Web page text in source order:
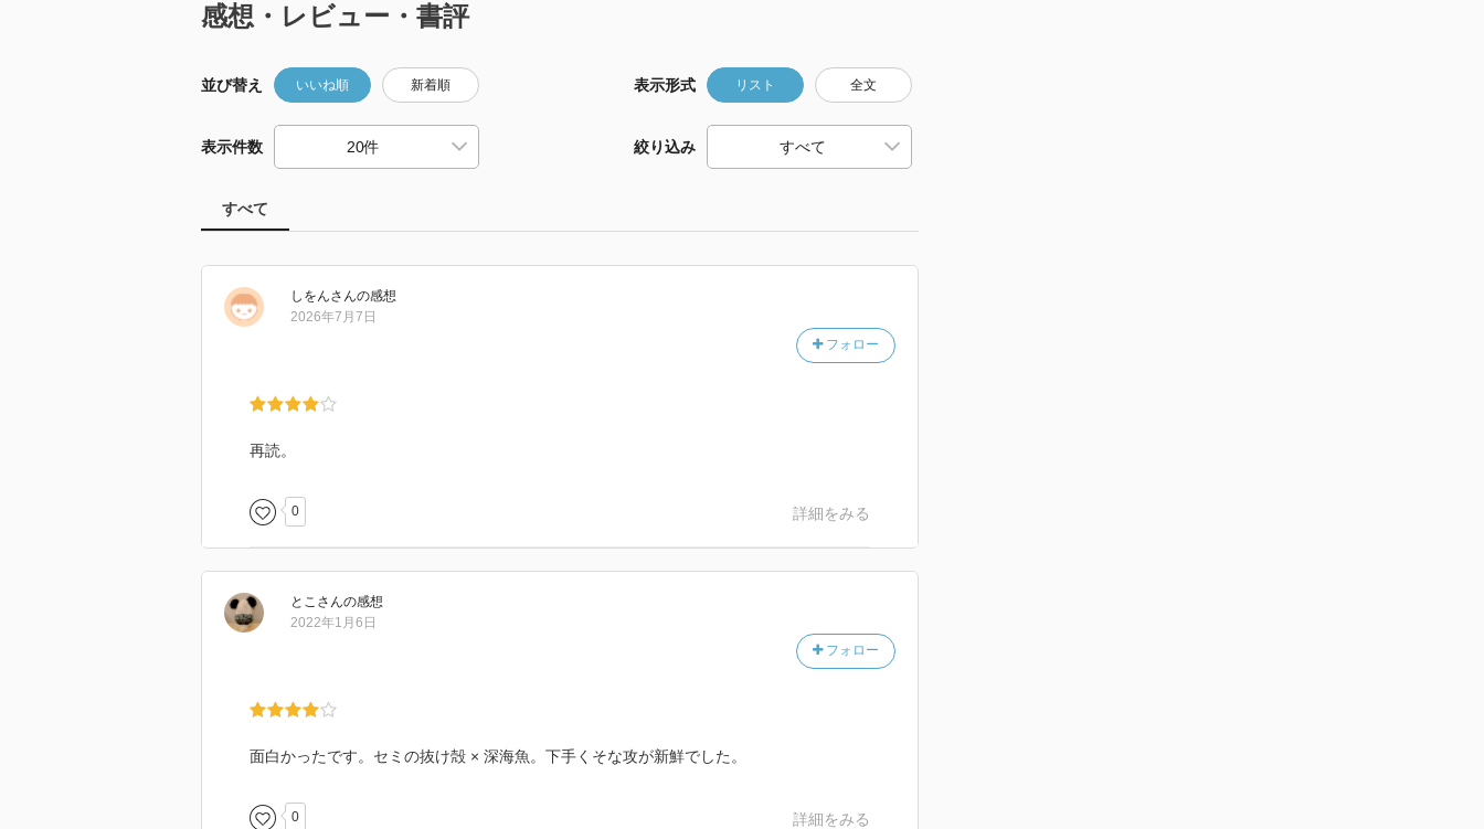
感想・レビュー・書評
並び替え いいね順 新着順 表示形式 リスト 全文
表示件数 絞り込み
すべて
しをんさんの感想
フォロー
2026年7月7日
再読。
0 詳細をみる
とこ さんの感想
フォロー
2022年1月6日
面白かったです。セミの抜け殻 × 深海魚。下手くそな攻が新鮮でした。
0 詳細をみる